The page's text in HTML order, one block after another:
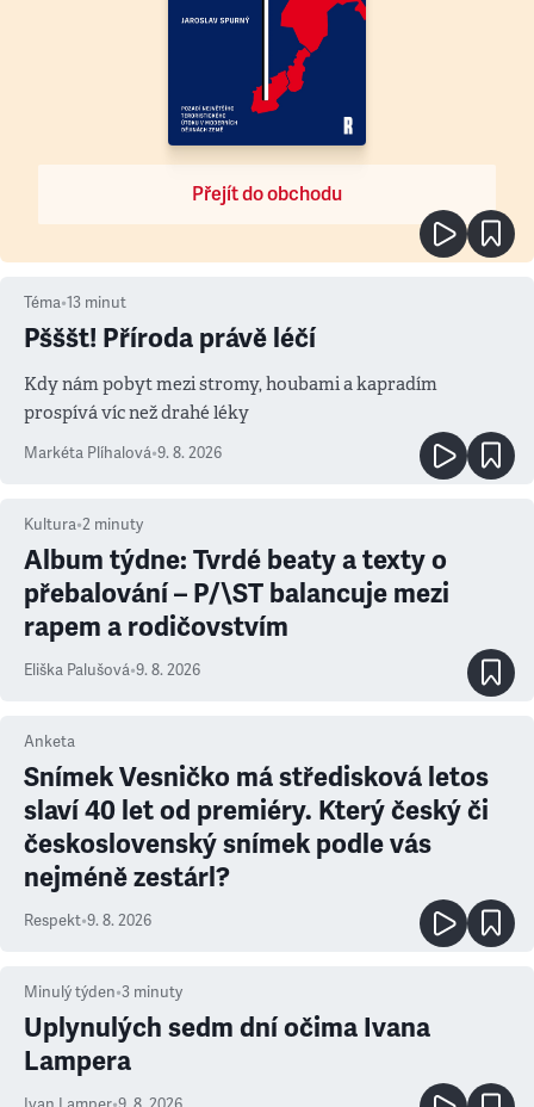
Přejít do obchodu
Téma•13 minut
Pšššt! Příroda právě léčí
Kdy nám pobyt mezi stromy, houbami a kapradím
prospívá víc než drahé léky
Markéta Plíhalová•9. 8. 2026
Kultura•2 minuty
Album týdne: Tvrdé beaty a texty o
přebalování – P/\ST balancuje mezi
rapem a rodičovstvím
Eliška Palušová•9. 8. 2026
Anketa
Snímek Vesničko má středisková letos
slaví 40 let od premiéry. Který český či
československý snímek podle vás
nejméně zestárl?
Respekt•9. 8. 2026
Minulý týden•3 minuty
Uplynulých sedm dní očima Ivana
Lampera